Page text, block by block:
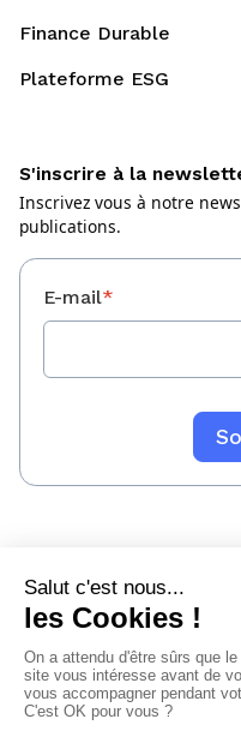
Finance Durable
Plateforme ESG
S'inscrire à la
Inscrivez vous à notre
publications.
E-mail*
© 2023 WeeFin
Mentions légalesPolitique